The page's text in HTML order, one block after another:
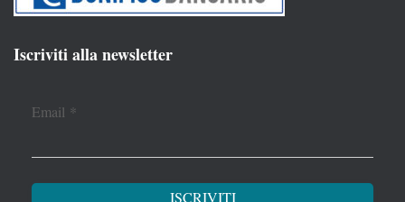
Iscriviti alla newsletter
Email *